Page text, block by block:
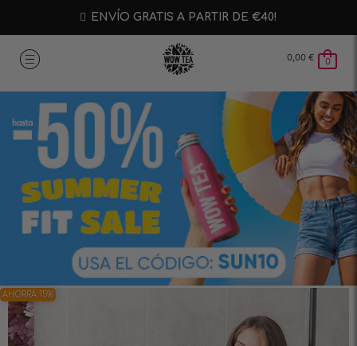
ENVÍO GRATIS A PARTIR DE €40!
0,00 € 0
AHORRA 15%